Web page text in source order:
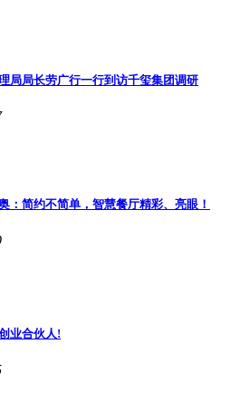
局局长劳广行一行到访千玺集团调研
：简约不简单，智慧餐厅精彩、亮眼！
业合伙人!